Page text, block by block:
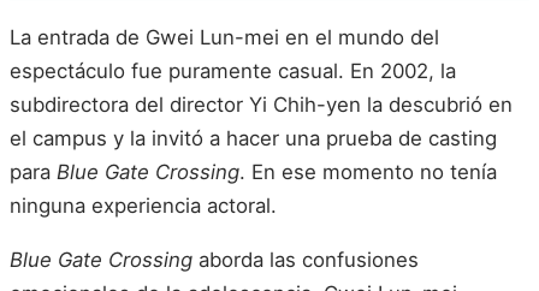
La entrada de Gwei Lun-mei en el mundo del
espectáculo fue puramente casual. En 2002, la
subdirectora del director Yi Chih-yen la descubrió en
el campus y la invitó a hacer una prueba de casting
para Blue Gate Crossing. En ese momento no tenía
ninguna experiencia actoral.
Blue Gate Crossing aborda las confusiones